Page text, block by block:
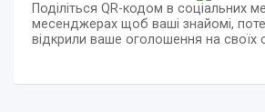
Поділіться QR-кодом в соціальних
месенджерах щоб ваші знайомі,
відкрили ваше оголошення на своїх